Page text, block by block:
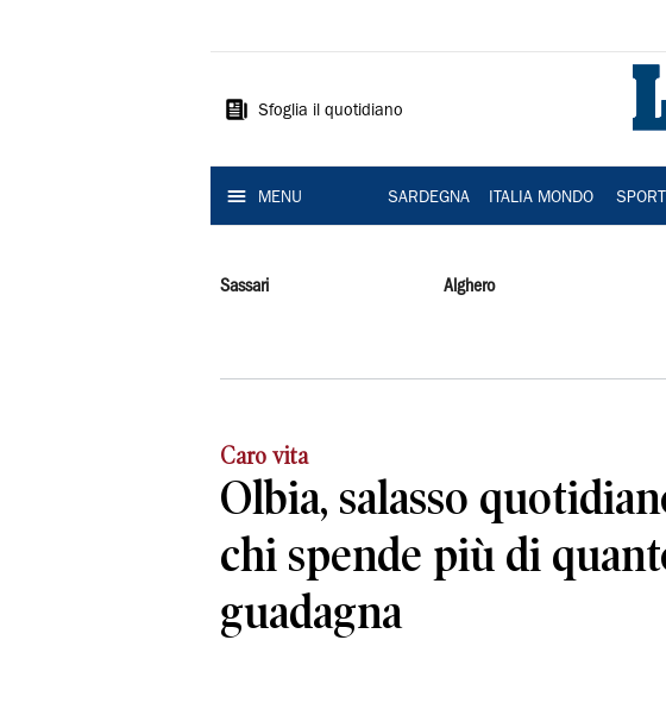
Sardegna
Sfoglia il quotidiano
MENU SARDEGNA ITALIA MONDO SPORT
Sassari Alghero
Caro vita
Olbia, salasso
chi spende più di
guadagna